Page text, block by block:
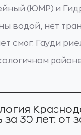
(ЮМР) и
водой, нет
смог. Гауди
за 30 лет: от